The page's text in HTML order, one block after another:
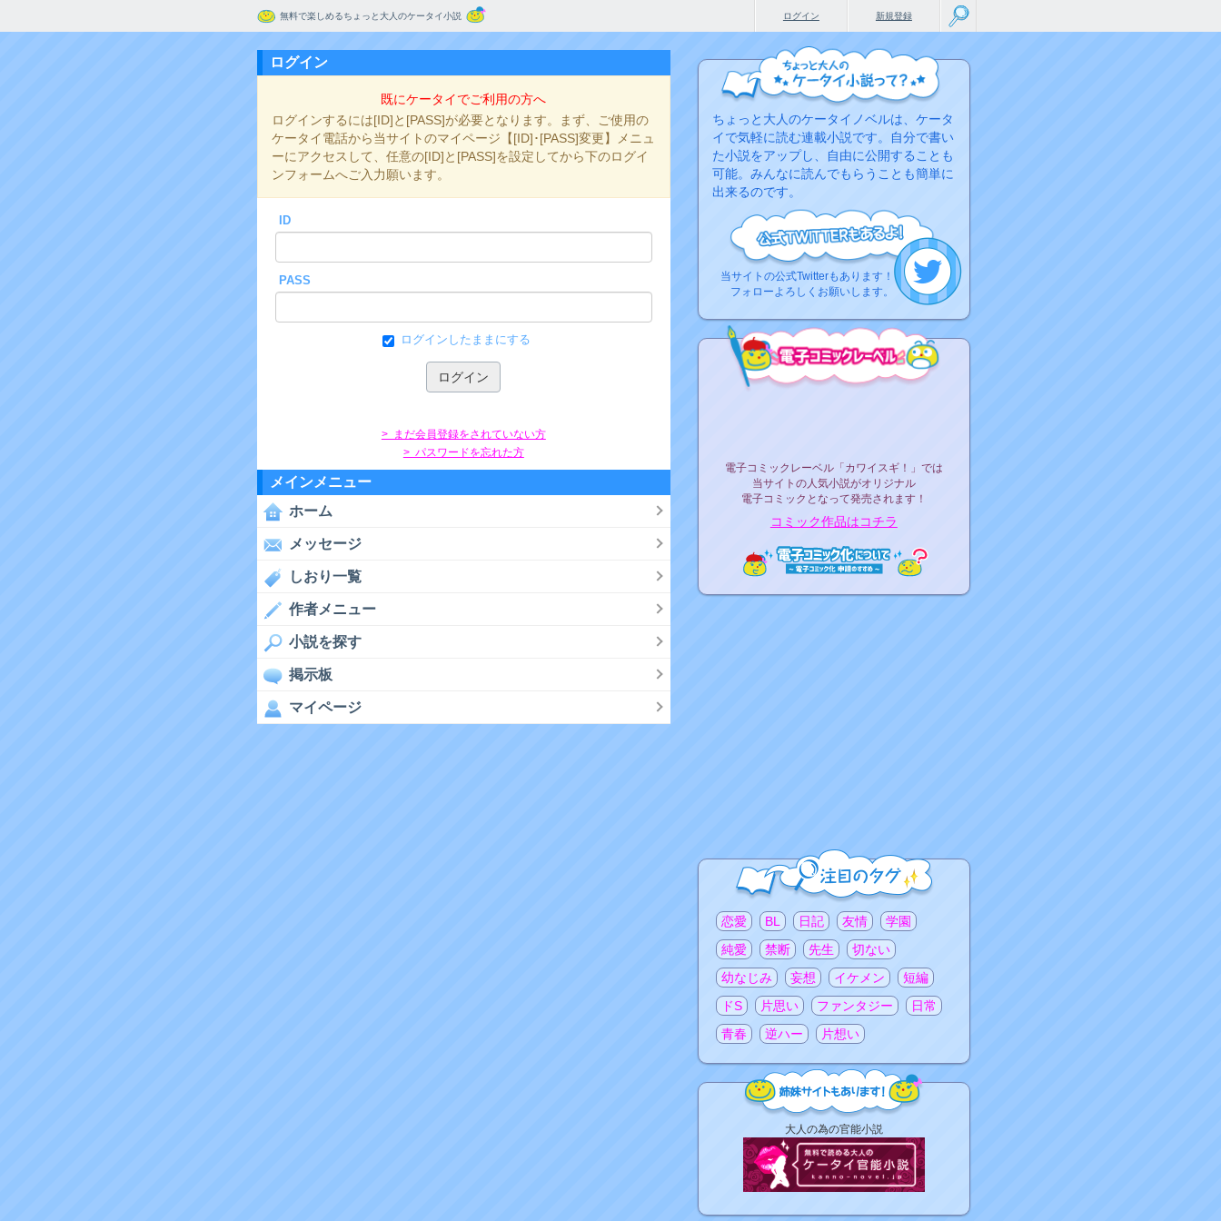
無料で楽しめるちょっと大人のケータイ小説 新規登録
ログイン
ログイン
既にケータイでご利用の方へ
ログインするには[ID]と[PASS]が必要となります。まず、ご使用の
ケータイ電話から当サイトのマイページ【[ID]･[PASS]変更】メニュ
ーにアクセスして、任意の[ID]と[PASS]を設定してから下のログイ
ンフォームへご入力願います。
ID
PASS
ログインしたままにする
> まだ会員登録をされていない方
> パスワードを忘れた方
メインメニュー
ホーム
メッセージ
しおり一覧
作者メニュー
小説を探す
掲示板
マイページ
ちょっと大人のケータイノベルは、ケータ
イで気軽に読む連載小説です。自分で書い
た小説をアップし、自由に公開することも
可能。みんなに読んでもらうことも簡単に
出来るのです。
当サイトの公式Twitterもあります！
フォローよろしくお願いします。
電子コミックレーベル「カワイスギ！」では
当サイトの人気小説がオリジナル
電子コミックとなって発売されます！
コミック作品はコチラ
注目のタグ
恋愛 BL 日記 友情
学園
純愛
禁断 先生
切ない
幼なじみ
妄想 イケメン
短編
ドS
片思い ファンタジー
日常
青春
逆ハー 片想い
大人の為の官能小説